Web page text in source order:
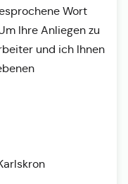
Wort
Ihre Anliegen zu
und ich Ihnen